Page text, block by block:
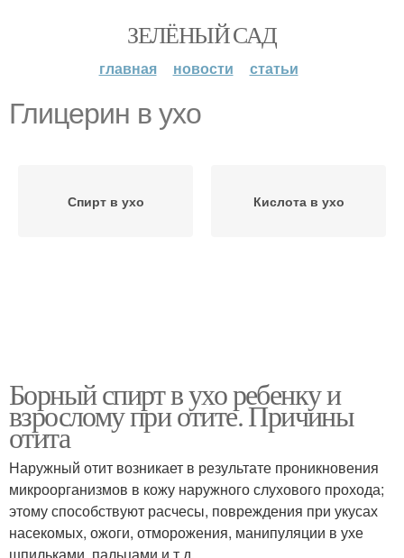
ЗЕЛЁНЫЙ САД
главная новости статьи
Глицерин в ухо
Спирт в ухо Кислота в ухо
Борный спирт в ухо ребенку и
взрослому при отите. Причины
отита
Наружный отит возникает в результате проникновения
микроорганизмов в кожу наружного слухового прохода;
этому способствуют расчесы, повреждения при укусах
насекомых, ожоги, отморожения, манипуляции в ухе